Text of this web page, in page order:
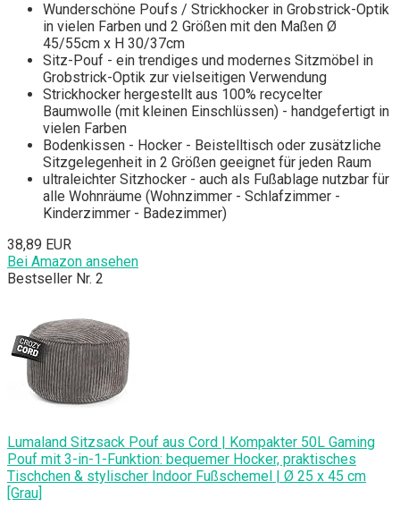
Wunderschöne Poufs / Strickhocker in Grobstrick-Optik
in vielen Farben und 2 Größen mit den Maßen Ø
45/55cm x H 30/37cm
Sitz-Pouf - ein trendiges und modernes Sitzmöbel in
Grobstrick-Optik zur vielseitigen Verwendung
Strickhocker hergestellt aus 100% recycelter
Baumwolle (mit kleinen Einschlüssen) - handgefertigt in
vielen Farben
Bodenkissen - Hocker - Beistelltisch oder zusätzliche
Sitzgelegenheit in 2 Größen geeignet für jeden Raum
ultraleichter Sitzhocker - auch als Fußablage nutzbar für
alle Wohnräume (Wohnzimmer - Schlafzimmer -
Kinderzimmer - Badezimmer)
38,89 EUR
Bei Amazon ansehen
Bestseller Nr. 2
Lumaland Sitzsack Pouf aus Cord | Kompakter 50L Gaming
Pouf mit 3-in-1-Funktion: bequemer Hocker, praktisches
Tischchen & stylischer Indoor Fußschemel | Ø 25 x 45 cm
[Grau]